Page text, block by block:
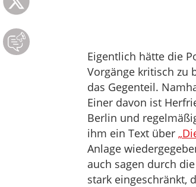
Eigentlich hätte die
Vorgänge kritisch zu
das Gegenteil.
Einer davon ist
Berlin und
ihm ein Text über
Anlage
auch sagen durch
stark eingeschränkt,